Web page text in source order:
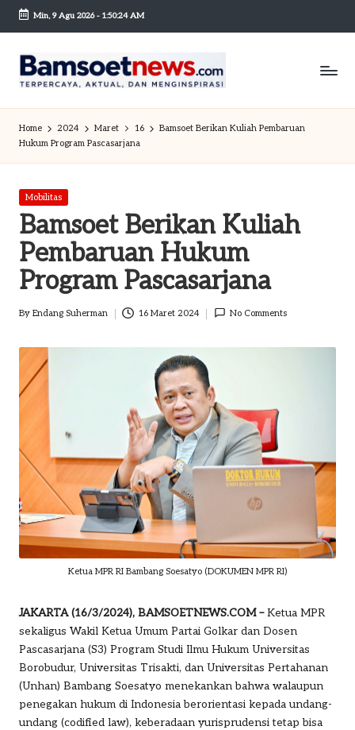
Skip
content
Min, 9 Agu 2026- 1:50:25 AM
B
a
m
s
o
et
n
e
w
sc
o
m
Mobilitas
Home 2024 Maret 16
Bamsoet Berikan Kuliah Pembaruan
Hukum Program Pascasarjana
Posted
in
Mobilitas
Bamsoet Berikan Kuliah
Pembaruan Hukum
Program Pascasarjana
Posted
By Endang Suherman 16 Maret 2024 No Comments
Ketua MPR RI Bambang Soesatyo (DOKUMEN MPR RI)
JAKARTA (16/3/2024), BAMSOETNEWS.COM –Ketua MPR
sekaligus Wakil Ketua Umum Partai Golkar dan Dosen
Pascasarjana (S3) Program Studi Ilmu Hukum Universitas
Borobudur, Universitas Trisakti, dan Universitas Pertahanan
(Unhan) Bambang Soesatyo menekankan bahwa walaupun
penegakan hukum di Indonesia berorientasi kepada undang-
undang (codified law), keberadaan yurisprudensi tetap bisa